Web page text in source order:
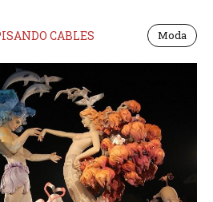
CABLES Moda